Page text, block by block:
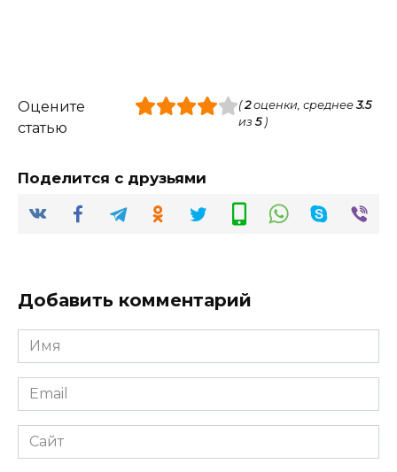
Оцените
статью
(2оценки, среднее3.5
из5)
Поделится с друзьями
Добавить комментарий
Имя
*
Email
*
Сайт